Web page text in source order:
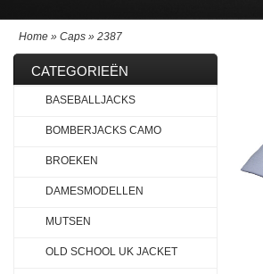
Home » Caps » 2387
CATEGORIEËN
BASEBALLJACKS
BOMBERJACKS CAMO
BROEKEN
DAMESMODELLEN
MUTSEN
OLD SCHOOL UK JACKET